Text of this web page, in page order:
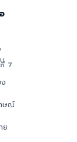
ษณ์
ย
7